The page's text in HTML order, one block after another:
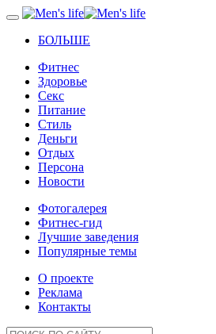
БОЛЬШЕ
Фитнес
Здоровье
Секс
Питание
Стиль
Деньги
Отдых
Персона
Новости
Фотогалерея
Фитнес-гид
Лучшие заведения
Популярные темы
О проекте
Реклама
Контакты